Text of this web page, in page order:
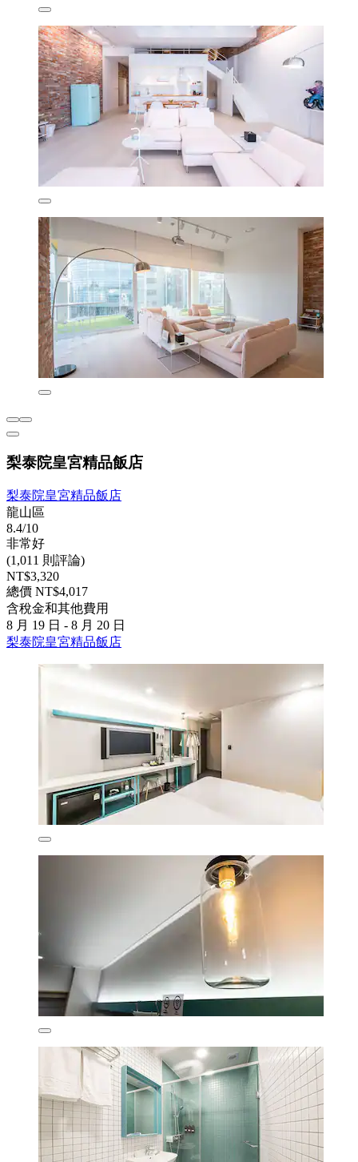
梨泰院皇宮精品飯店
梨泰院皇宮精品飯店
龍山區
8.4/10
非常好
(1,011 則評論)
NT$3,320
總價 NT$4,017
含稅金和其他費用
8 月 19 日 - 8 月 20 日
梨泰院皇宮精品飯店